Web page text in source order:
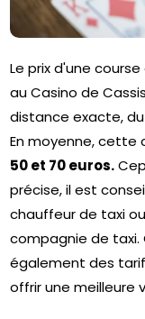
Le prix d'une
au Casino de
distance exacte,
En moyenne,
50 et 70 euros.
précise, il est
chauffeur de taxi
compagnie de taxi.
également des
offrir une meilleure